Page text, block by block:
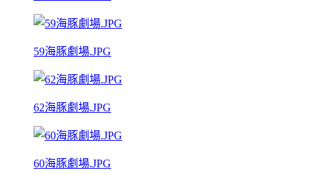
59海豚劇場.JPG
62海豚劇場.JPG
60海豚劇場.JPG